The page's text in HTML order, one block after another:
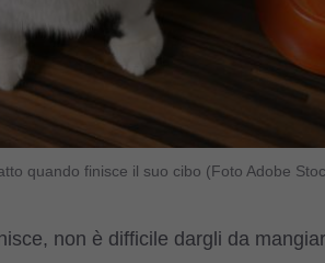
quando finisce il suo cibo (Foto Adobe
non è difficile dargli da